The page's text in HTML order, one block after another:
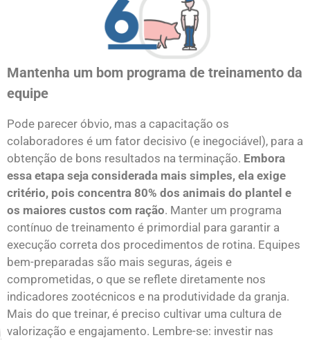
Mantenha um bom programa de treinamento da
equipe
Pode parecer óbvio, mas a capacitação os
colaboradores é um fator decisivo (e inegociável), para a
obtenção de bons resultados na terminação. Embora
essa etapa seja considerada mais simples, ela exige
critério, pois concentra 80% dos animais do plantel e
os maiores custos com ração. Manter um programa
contínuo de treinamento é primordial para garantir a
execução correta dos procedimentos de rotina. Equipes
bem-preparadas são mais seguras, ágeis e
comprometidas, o que se reflete diretamente nos
indicadores zootécnicos e na produtividade da granja.
Mais do que treinar, é preciso cultivar uma cultura de
valorização e engajamento. Lembre-se: investir nas